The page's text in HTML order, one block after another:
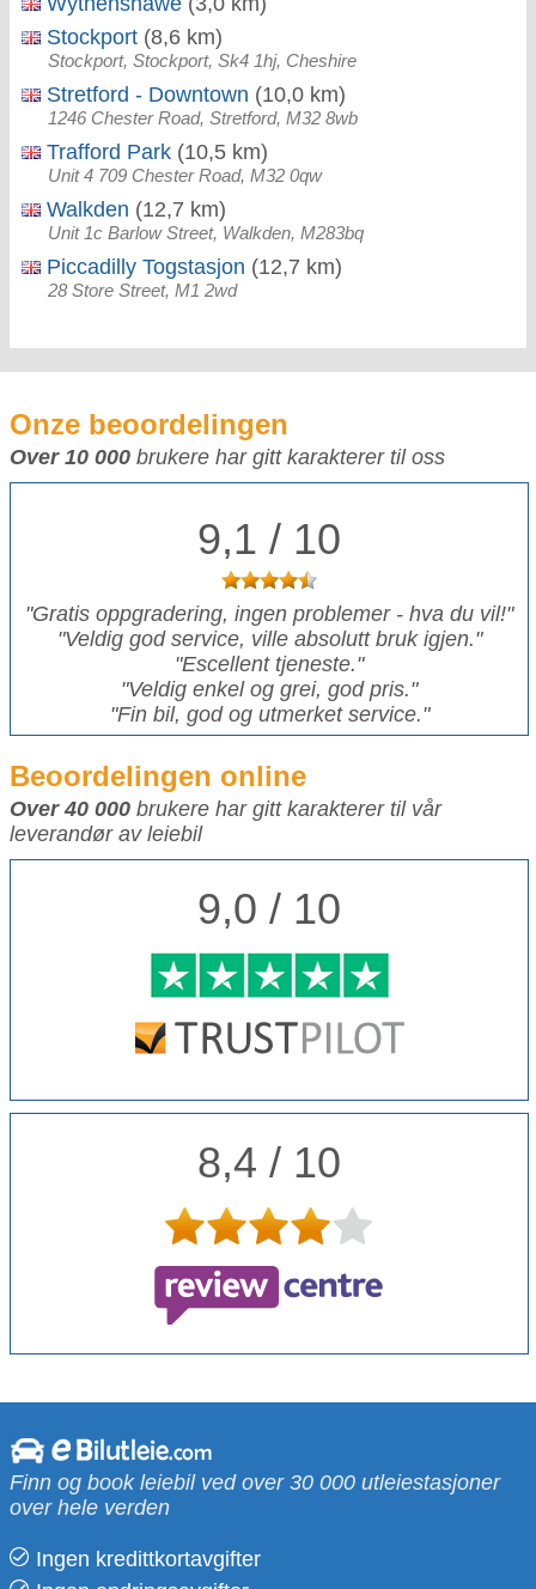
Stockport (8,6 km)
Stockport, Stockport, Sk4 1hj, Cheshire
Stretford - Downtown (10,0 km)
1246 Chester Road, Stretford, M32 8wb
Trafford Park (10,5 km)
Unit 4 709 Chester Road, M32 0qw
Walkden (12,7 km)
Unit 1c Barlow Street, Walkden, M283bq
Piccadilly Togstasjon (12,7 km)
28 Store Street, M1 2wd
Onze beoordelingen
Over 10 000 brukere har gitt karakterer til oss
9,1 / 10
"Gratis oppgradering, ingen problemer - hva du vil!"
"Veldig god service, ville absolutt bruk igjen."
"Escellent tjeneste."
"Veldig enkel og grei, god pris."
"Fin bil, god og utmerket service."
Beoordelingen online
Over 40 000 brukere har gitt karakterer til vår
leverandør av leiebil
9,0 / 10
8,4 / 10
Finn og book leiebil ved over 30 000 utleiestasjoner
over hele verden
Ingen kredittkortavgifter